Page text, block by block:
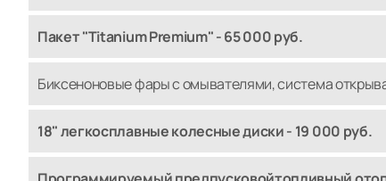
Пакет "Titanium Premium" - 65 000 руб.
Биксеноновые фары с омывателями, система
18" легкосплавные колесные диски - 19 000 руб.